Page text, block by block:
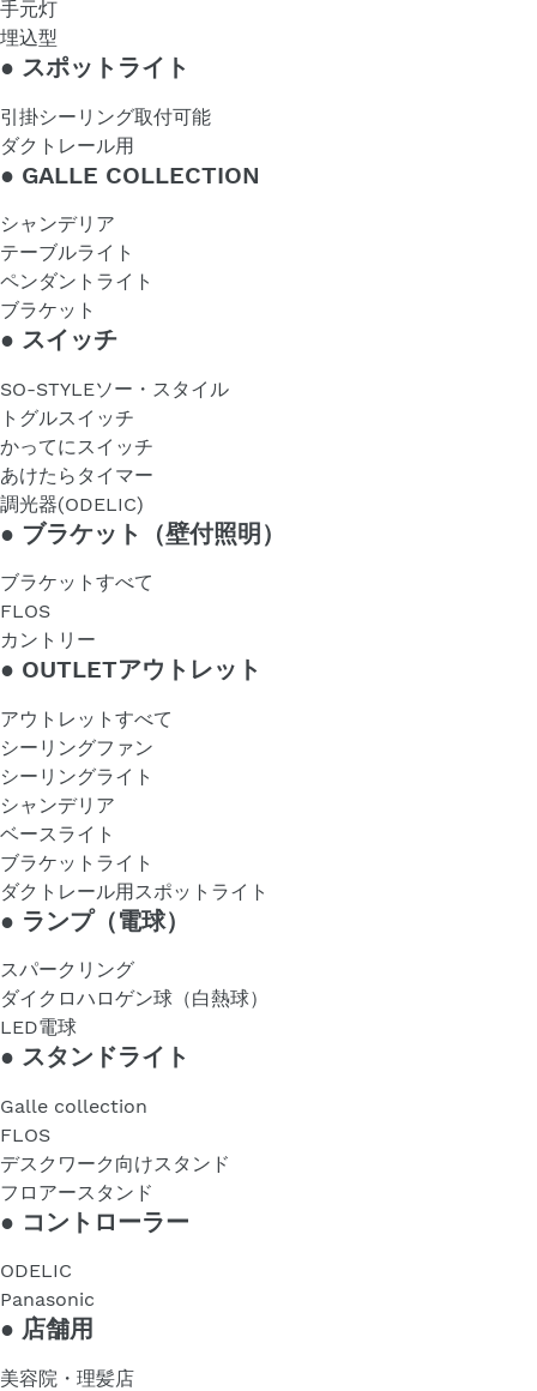
手元灯
埋込型
● スポットライト
引掛シーリング取付可能
ダクトレール用
● GALLE COLLECTION
シャンデリア
テーブルライト
ペンダントライト
ブラケット
● スイッチ
SO-STYLEソー・スタイル
トグルスイッチ
かってにスイッチ
あけたらタイマー
調光器(ODELIC)
● ブラケット（壁付照明）
ブラケットすべて
FLOS
カントリー
● OUTLETアウトレット
アウトレットすべて
シーリングファン
シーリングライト
シャンデリア
ベースライト
ブラケットライト
ダクトレール用スポットライト
● ランプ（電球）
スパークリング
ダイクロハロゲン球（白熱球）
LED電球
● スタンドライト
Galle collection
FLOS
デスクワーク向けスタンド
フロアースタンド
● コントローラー
ODELIC
Panasonic
● 店舗用
美容院・理髪店